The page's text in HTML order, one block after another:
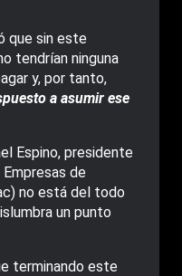
que sin este
tendrían ninguna
y, por tanto,
a asumir ese
Espino, presidente
de
no está del todo
un punto
terminando este